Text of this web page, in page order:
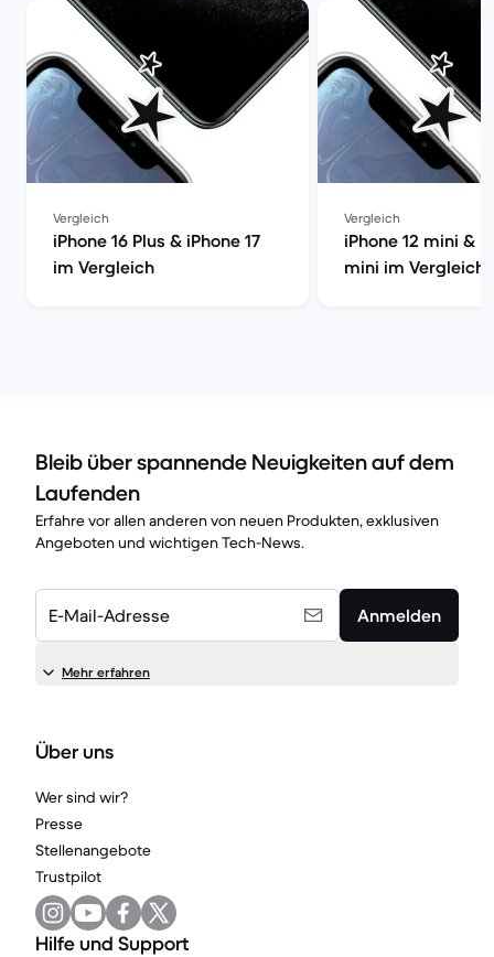
Vergleich
iPhone 16 Plus & iPhone 17
im Vergleich
Vergleich
iPhone 12 mini &
mini im Vergleich
Bleib über spannende Neuigkeiten auf dem
Laufenden
Erfahre vor allen anderen von neuen Produkten, exklusiven
Angeboten und wichtigen Tech-News.
E-Mail-Adresse Anmelden
Mehr erfahren
Über uns
Wer sind wir?
Presse
Stellenangebote
Trustpilot
Hilfe und Support